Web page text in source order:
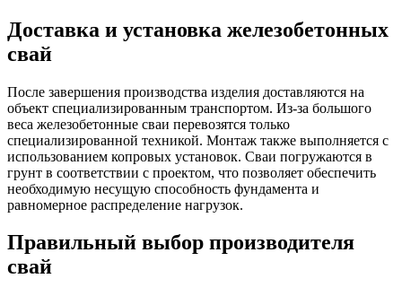
Доставка и установка железобетонных
свай
После завершения производства изделия доставляются на
объект специализированным транспортом. Из-за большого
веса железобетонные сваи перевозятся только
специализированной техникой. Монтаж также выполняется с
использованием копровых установок. Сваи погружаются в
грунт в соответствии с проектом, что позволяет обеспечить
необходимую несущую способность фундамента и
равномерное распределение нагрузок.
Правильный выбор производителя
свай